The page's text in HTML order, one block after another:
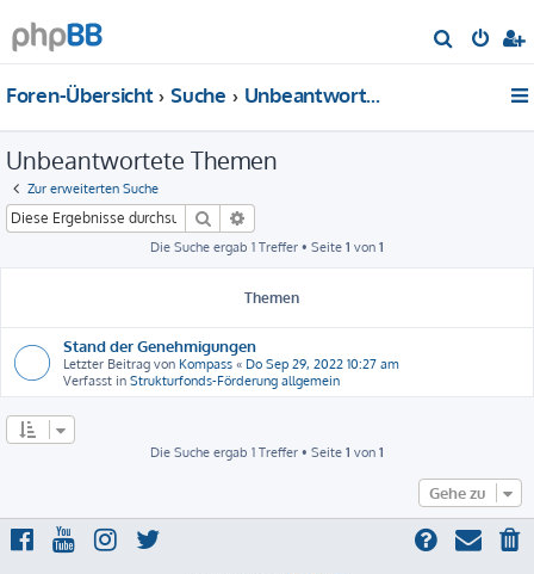
u
Foren-Übersicht Suche Unbeantwortete Themen
Unbeantwortete Themen
Zur erweiterten Suche
Suche
Die Suche ergab 1 Treffer • Seite 1 von 1
Themen
Stand der Genehmigungen
Letzter Beitrag von Kompass « Do Sep 29, 2022 10:27 am
Verfasst in Strukturfonds-Förderung allgemein
Die Suche ergab 1 Treffer • Seite 1 von 1
Gehe zu